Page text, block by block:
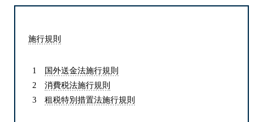
施行規則
国外送金法施行規則
消費税法施行規則
租税特別措置法施行規則